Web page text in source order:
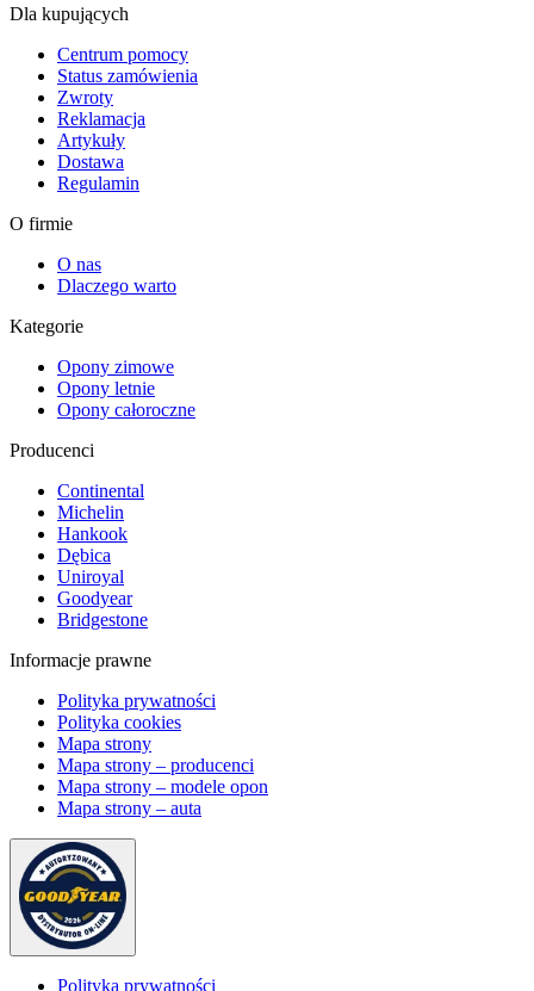
Dla kupujących
Centrum pomocy
Status zamówienia
Zwroty
Reklamacja
Artykuły
Dostawa
Regulamin
O firmie
O nas
Dlaczego warto
Kategorie
Opony zimowe
Opony letnie
Opony całoroczne
Producenci
Continental
Michelin
Hankook
Dębica
Uniroyal
Goodyear
Bridgestone
Informacje prawne
Polityka prywatności
Polityka cookies
Mapa strony
Mapa strony – producenci
Mapa strony – modele opon
Mapa strony – auta
Polityka prywatności